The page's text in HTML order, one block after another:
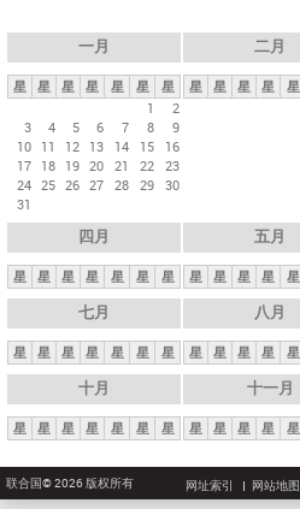
一月
星 星 星 星 星 星
星
1
2
3
4 5 6 7 8
9
10 11 12 13 14 15
16
17 18 19 20 21 22 23
24 25 26 27 28 29 30
31
二月
星 星 星 星 星
四月
星 星 星 星 星 星 星
五月
星 星 星 星 星
七月
星 星 星 星 星 星 星
八月
星 星 星 星 星
十月
星 星 星 星 星 星 星
十一月
星 星 星 星 星
联合国© 2026 版权所有 网址索引 网站地图